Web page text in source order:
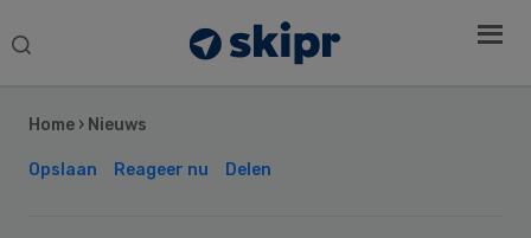
Search
Home › Nieuws
Opslaan Reageer nu Delen
Sidebar